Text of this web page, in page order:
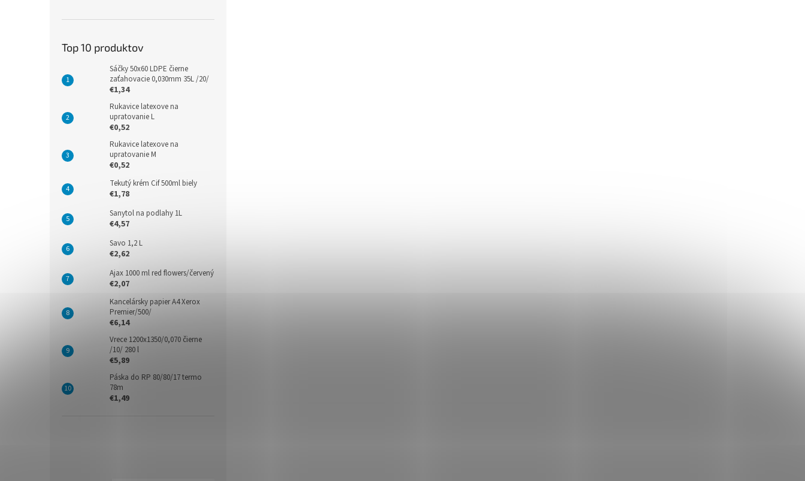
Top 10 produktov
Sáčky 50x60 LDPE čierne
zaťahovacie 0,030mm 35L /20/
€1,34
Rukavice latexove na
upratovanie L
€0,52
Rukavice latexove na
upratovanie M
€0,52
Tekutý krém Cif 500ml biely
€1,78
Sanytol na podlahy 1L
€4,57
Savo 1,2 L
€2,62
Ajax 1000 ml red flowers/červený
€2,07
Kancelársky papier A4 Xerox
Premier/500/
€6,14
Vrece 1200x1350/0,070 čierne
/10/ 280 l
€5,89
Páska do RP 80/80/17 termo
78m
€1,49